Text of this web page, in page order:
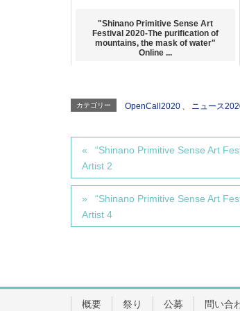
"Shinano Primitive Sense Art
Festival 2020-The purification of
mountains, the mask of water"
Online ...
カテゴリー OpenCall2020 、 ニュース
“Shinano Primitive Sense Art
Artist 2
“Shinano Primitive Sense Art
Artist 4
概要 祭り 公募 問い合